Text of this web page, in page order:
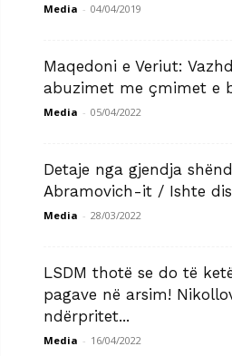
Media - 04/04/2019
Maqedoni e Veriut:
abuzimet me çmimet e
Media - 05/04/2022
Detaje nga gjendja
Abramovich-it / Ishte
Media - 28/03/2022
LSDM thotë se do të
pagave në arsim!
ndërpritet...
Media - 16/04/2022